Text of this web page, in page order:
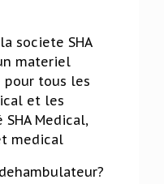
societe SHA
materiel
tous les
et les
Medical,
medical